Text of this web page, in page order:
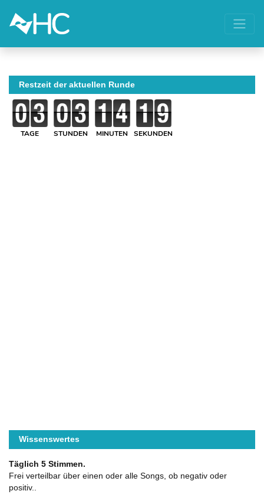
Restzeit der aktuellen Runde
TAGE STUNDEN MINUTEN SEKUNDEN
Wissenswertes
Täglich 5 Stimmen.
Frei verteilbar über einen oder alle Songs, ob negativ oder
positiv..